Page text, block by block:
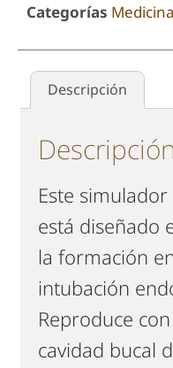
Categorías Medicina
Descripción
Descripción
Este
está diseñado
la formación
intubación
Reproduce
cavidad bucal